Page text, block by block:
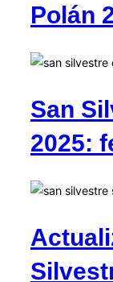
Polán
San
2025: